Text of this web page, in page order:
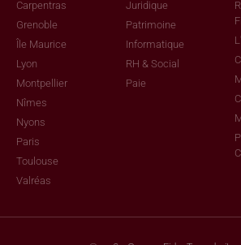
Carpentras
Grenoble
Île Maurice
Lyon
Montpellier
Nîmes
Nyons
Paris
Toulouse
Valréas
Juridique
Patrimoine
Informatique
RH & Social
Paie